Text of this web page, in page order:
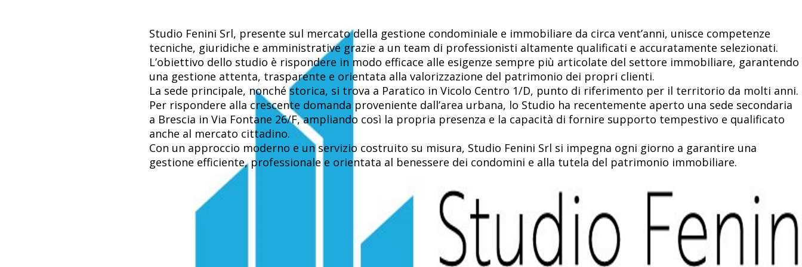
Studio Fenini Srl, presente sul mercato della gestione condominiale e immobiliare da circa vent’anni, unisce competenze
tecniche, giuridiche e amministrative grazie a un team di professionisti altamente qualificati e accuratamente selezionati.
L’obiettivo dello studio è rispondere in modo efficace alle esigenze sempre più articolate del settore immobiliare, garantendo
una gestione attenta, trasparente e orientata alla valorizzazione del patrimonio dei propri clienti.
La sede principale, nonché storica, si trova a Paratico in Vicolo Centro 1/D, punto di riferimento per il territorio da molti anni.
Per rispondere alla crescente domanda proveniente dall’area urbana, lo Studio ha recentemente aperto una sede secondaria
a Brescia in Via Fontane 26/F, ampliando così la propria presenza e la capacità di fornire supporto tempestivo e qualificato
anche al mercato cittadino.
Con un approccio moderno e un servizio costruito su misura, Studio Fenini Srl si impegna ogni giorno a garantire una
gestione efficiente, professionale e orientata al benessere dei condomini e alla tutela del patrimonio immobiliare.